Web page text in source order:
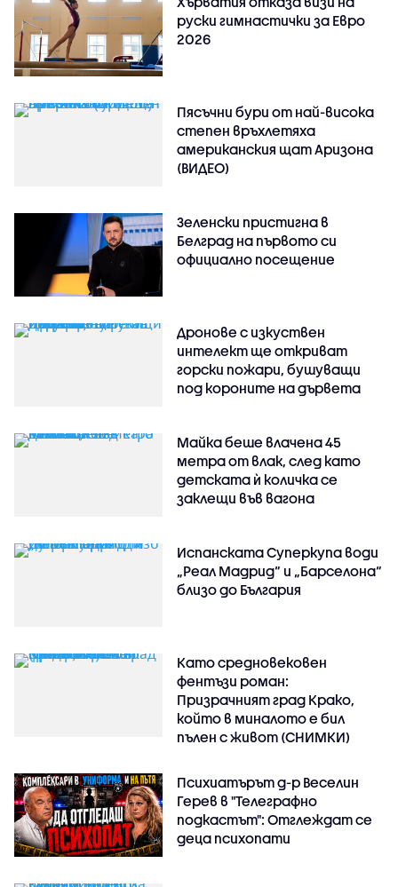
руски гимнастички за Евро
2026
Пясъчни бури от най-висока
степен връхлетяха
американския щат Аризона
(ВИДЕО)
Зеленски пристигна в
Белград на първото си
официално посещение
Дронове с изкуствен
интелект ще откриват
горски пожари, бушуващи
под короните на дървета
Майка беше влачена 45
метра от влак, след като
детската ѝ количка се
заклещи във вагона
Испанската Суперкупа води
„Реал Мадрид“ и „Барселона“
близо до България
Като средновековен
фентъзи роман:
Призрачният град Крако,
който в миналото е бил
пълен с живот (СНИМКИ)
Психиатърът д-р Веселин
Герев в "Телеграфно
подкастът": Отглеждат се
деца психопати